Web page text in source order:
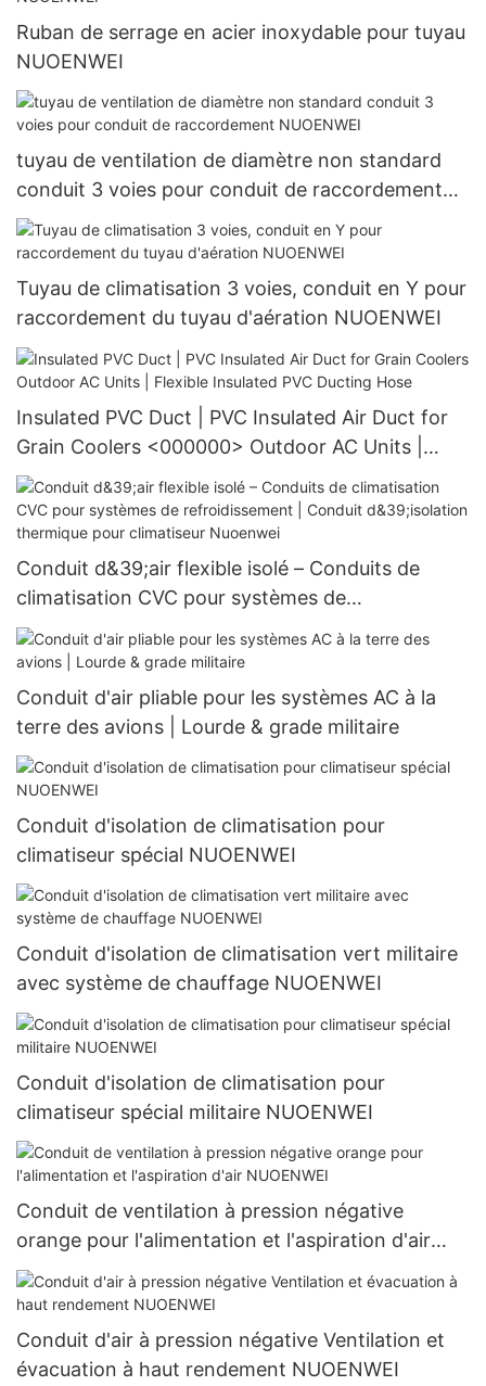
Ruban de serrage en acier inoxydable pour tuyau
NUOENWEI
tuyau de ventilation de diamètre non standard
conduit 3 voies pour conduit de raccordement
NUOENWEI
Tuyau de climatisation 3 voies, conduit en Y pour
raccordement du tuyau d'aération NUOENWEI
Insulated PVC Duct | PVC Insulated Air Duct for
Grain Coolers <000000> Outdoor AC Units |
Flexible Insulated PVC Ducting Hose
Conduit d&39;air flexible isolé – Conduits de
climatisation CVC pour systèmes de
refroidissement | Conduit d&39;isolation
thermique pour climatiseur Nuoenwei
Conduit d'air pliable pour les systèmes AC à la
terre des avions | Lourde & grade militaire
Conduit d'isolation de climatisation pour
climatiseur spécial NUOENWEI
Conduit d'isolation de climatisation vert militaire
avec système de chauffage NUOENWEI
Conduit d'isolation de climatisation pour
climatiseur spécial militaire NUOENWEI
Conduit de ventilation à pression négative
orange pour l'alimentation et l'aspiration d'air
NUOENWEI
Conduit d'air à pression négative Ventilation et
évacuation à haut rendement NUOENWEI